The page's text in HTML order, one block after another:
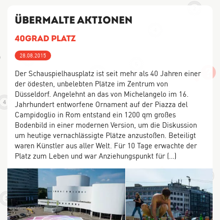
Übermalte Aktionen
40Grad Platz
28.08.2015
Der Schauspielhausplatz ist seit mehr als 40 Jahren einer
der ödesten, unbelebten Plätze im Zentrum von
Düsseldorf. Angelehnt an das von Michelangelo im 16.
Jahrhundert entworfene Ornament auf der Piazza del
Campidoglio in Rom entstand ein 1200 qm großes
Bodenbild in einer modernen Version, um die Diskussion
um heutige vernachlässigte Plätze anzustoßen. Beteiligt
waren Künstler aus aller Welt. Für 10 Tage erwachte der
Platz zum Leben und war Anziehungspunkt für (…)
14
32
10
9
3
3
4
3